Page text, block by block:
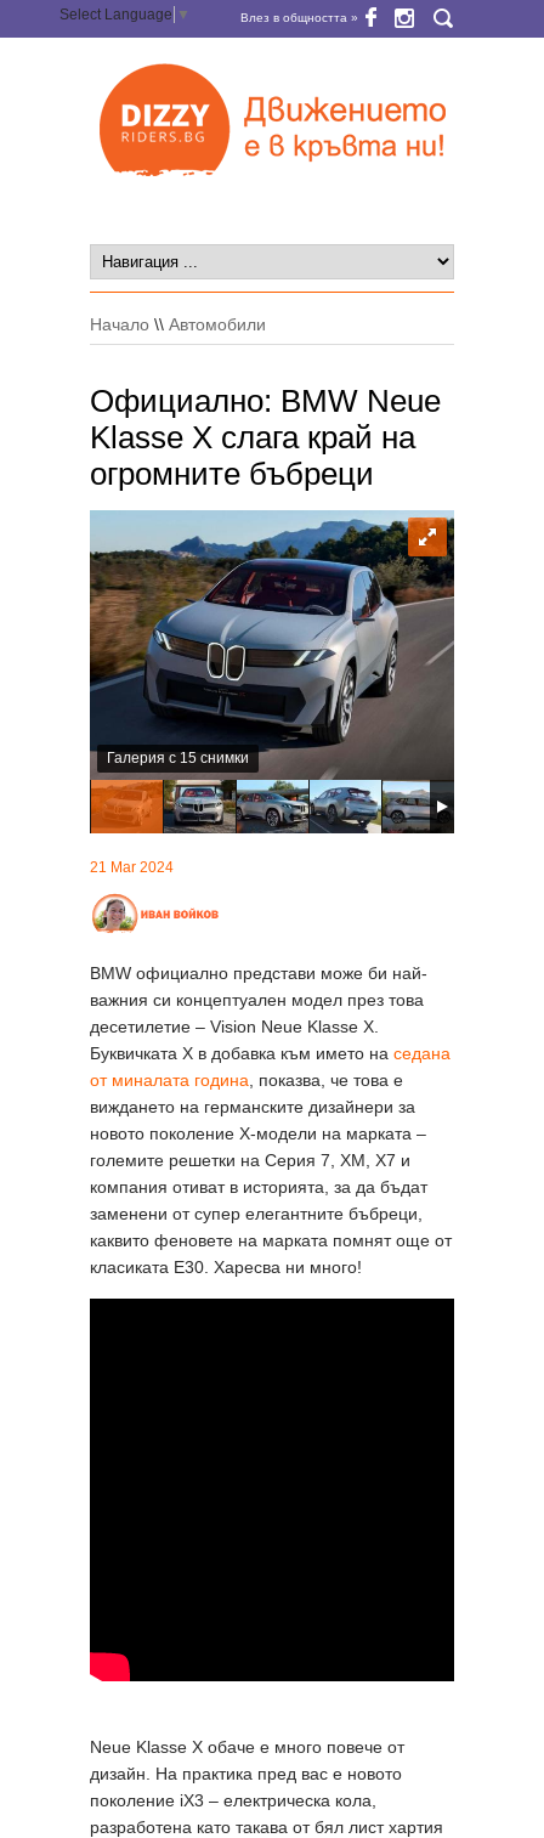
Select Language ▼ Влез в общността »
Начало \\ Автомобили
Официално: BMW Neue
Klasse X слага край на
огромните бъбреци
Галерия с 15 снимки
21 Mar 2024
BMW официално представи може би най-
важния си концептуален модел през това
десетилетие – Vision Neue Klasse X.
Буквичката X в добавка към името на седана
от миналата година , показва, че това е
виждането на германските дизайнери за
новото поколение Х-модели на марката –
големите решетки на Серия 7, XM, X7 и
компания отиват в историята, за да бъдат
заменени от супер елегантните бъбреци,
каквито феновете на марката помнят още от
класиката E30. Харесва ни много!
Neue Klasse X обаче е много повече от
дизайн. На практика пред вас е новото
поколение iX3 – електрическа кола,
разработена като такава от бял лист хартия